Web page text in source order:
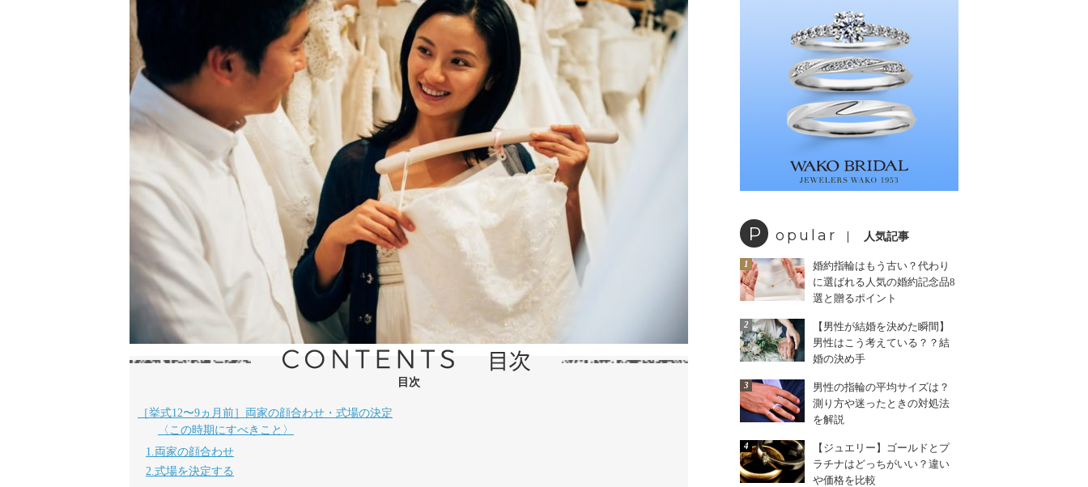
目次
［挙式12〜9ヵ月前］両家の顔合わせ・式場の決定
〈この時期にすべきこと〉
1.両家の顔合わせ
2.式場を決定する
P opular 人気記事
1
婚約指輪はもう古い？代わり
に選ばれる人気の婚約記念品8
選と贈るポイント
2
【男性が結婚を決めた瞬間】
男性はこう考えている？？結
婚の決め手
3
男性の指輪の平均サイズは？
測り方や迷ったときの対処法
を解説
4
【ジュエリー】ゴールドとプ
ラチナはどっちがいい？違い
や価格を比較